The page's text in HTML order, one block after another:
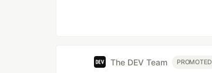
The DEV Team PROMOTED